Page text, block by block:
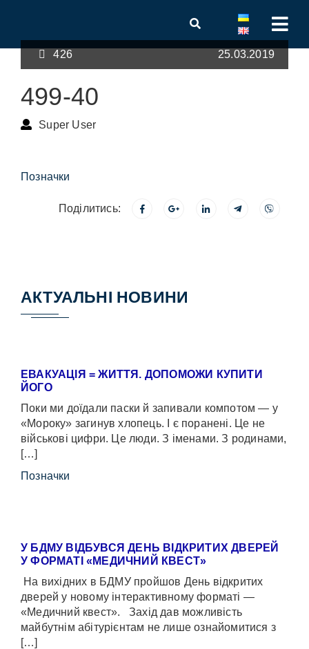
426 25.03.2019
499-40
Super User
Позначки
Поділитись:
АКТУАЛЬНІ НОВИНИ
ЕВАКУАЦІЯ = ЖИТТЯ. ДОПОМОЖИ КУПИТИ
ЙОГО
Поки ми доїдали паски й запивали компотом — у
«Мороку» загинув хлопець. І є поранені. Це не
військові цифри. Це люди. З іменами. З родинами,
[…]
Позначки
У БДМУ ВІДБУВСЯ ДЕНЬ ВІДКРИТИХ ДВЕРЕЙ
У ФОРМАТІ «МЕДИЧНИЙ КВЕСТ»
На вихідних в БДМУ пройшов День відкритих
дверей у новому інтерактивному форматі —
«Медичний квест». Захід дав можливість
майбутнім абітурієнтам не лише ознайомитися з
[…]